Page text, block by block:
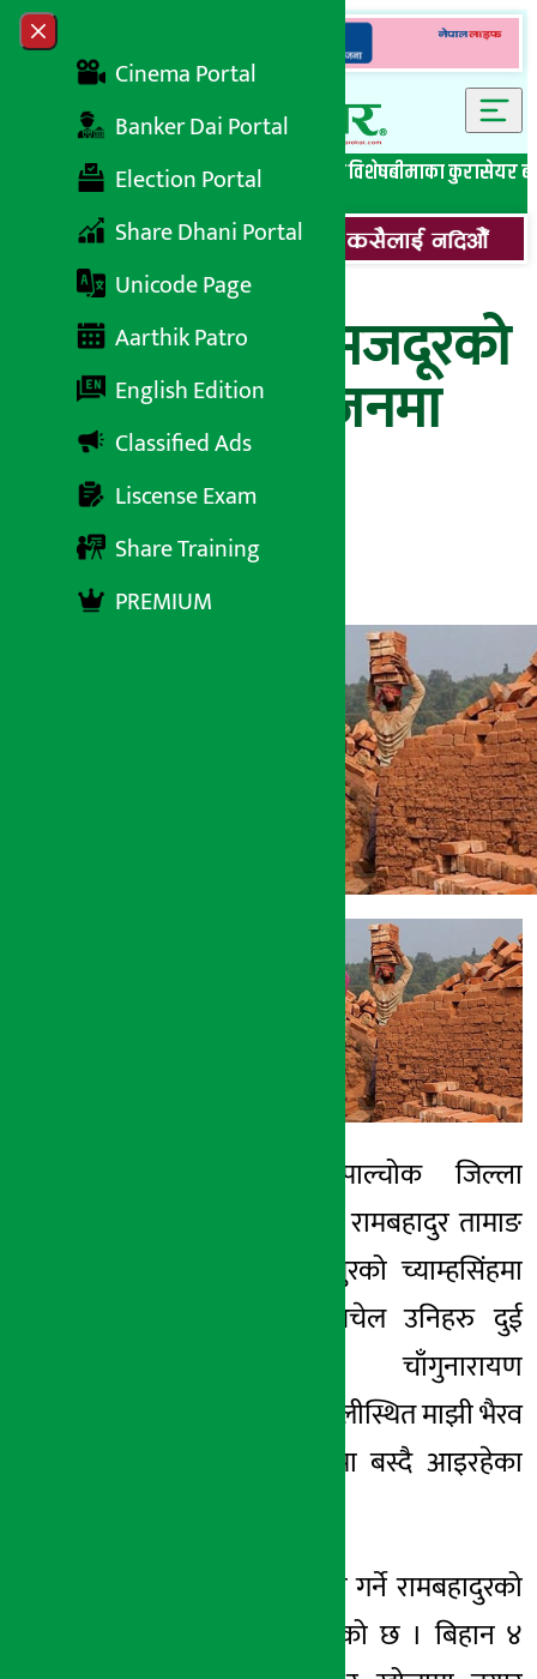
Skip to content
Close menu
Cinema Portal
Banker Dai Portal
Election Portal
Share Dhani Portal
Unicode Page
Aarthik Patro
English Edition
Classified Ads
Liscense Exam
Share Training
PREMIUM
सबै समाचारबेथिति मुर्दाबादबैंकिङ विशेष लघुवित्त विशेषबीमाका कुरासेयर
गरे के हुँदैन इँटा मजदूरको
आम्दानी एकै सिजनमा
पाँच लाख !
भक्तपुर – सिन्धुपाल्चोक जिल्ला
चौताराका ३७ वर्षीय रामबहादुर तामाङ
दम्पतीको डेरा भक्तपुरको च्याम्हसिंहमा
रहेको छ । तर अचेल उनिहरु दुई
सन्तानका साथ चाँगुनारायण
नगरपालिका–९, ताथलीस्थित माझी भैरव
इँटाभट्टाको झ्याउलीमा बस्दै आइरहेका
दैनिक ज्याला मजदूरी गर्ने रामबहादुरको
दैनिकी अचेल फेरिएको छ । बिहान ४